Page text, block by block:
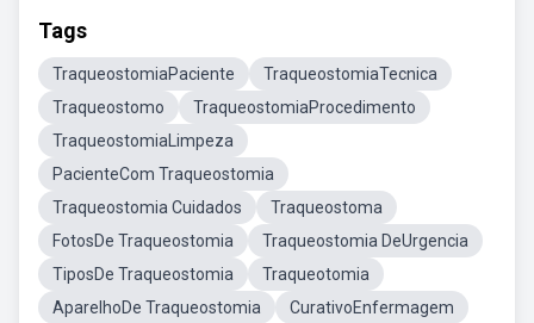
Tags
TraqueostomiaPaciente
TraqueostomiaTecnica
Traqueostomo
TraqueostomiaProcedimento
TraqueostomiaLimpeza
PacienteCom Traqueostomia
Traqueostomia Cuidados
Traqueostoma
FotosDe Traqueostomia
Traqueostomia DeUrgencia
TiposDe Traqueostomia
Traqueotomia
AparelhoDe Traqueostomia
CurativoEnfermagem